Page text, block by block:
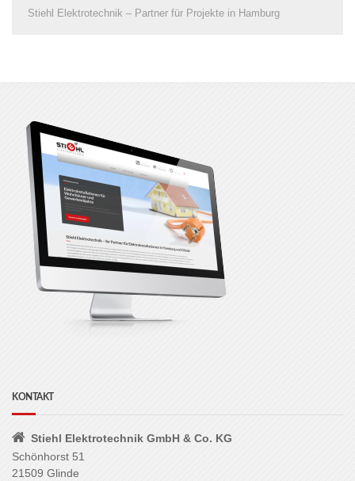
Stiehl Elektrotechnik – Partner für Projekte in Hamburg
KONTAKT
Stiehl Elektrotechnik GmbH & Co. KG
Schönhorst 51
21509 Glinde